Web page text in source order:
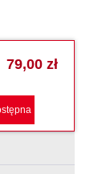
79,00 zł